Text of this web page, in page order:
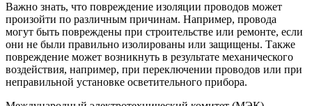
Важно знать, что повреждение изоляции проводов может
произойти по различным причинам. Например, провода
могут быть повреждены при строительстве или ремонте, если
они не были правильно изолированы или защищены. Также
повреждение может возникнуть в результате механического
воздействия, например, при переключении проводов или при
неправильной установке осветительного прибора.